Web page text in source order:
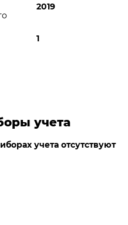
2019
1
учета
учета отсутствуют